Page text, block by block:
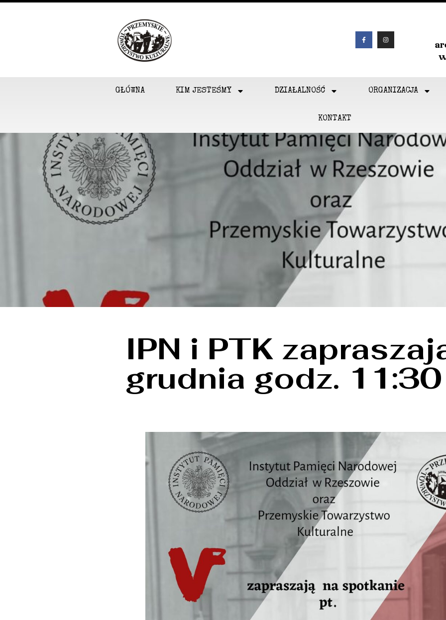
GŁÓWNA KIM JESTEŚMY DZIAŁALNOŚĆ ORGANIZACJA
KONTAKT
IPN i PTK
grudnia godz. 11:30